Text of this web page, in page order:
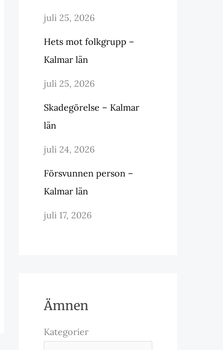
juli 25, 2026
Hets mot folkgrupp –
Kalmar län
juli 25, 2026
Skadegörelse – Kalmar
län
juli 24, 2026
Försvunnen person –
Kalmar län
juli 17, 2026
Ämnen
Kategorier